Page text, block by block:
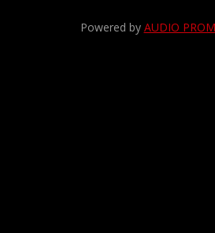
Powered by AUDIO